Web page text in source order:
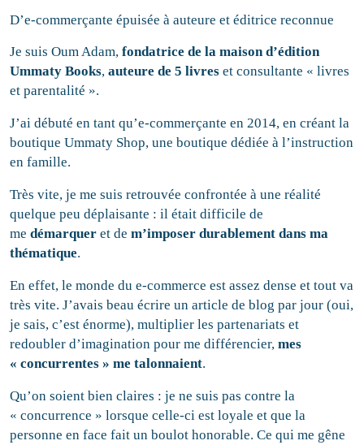
D’e-commerçante épuisée à auteure et éditrice reconnue
Je suis Oum Adam,fondatrice de la maison d’édition
Ummaty Books,auteure de 5 livres et consultante « livres
et parentalité ».
J’ai débuté en tant qu’e-commerçante en 2014, en créant la
boutique Ummaty Shop, une boutique dédiée à l’instruction
en famille.
Très vite, je me suis retrouvée confrontée à une réalité
quelque peu déplaisante : il était difficile de
medémarquer et dem’imposer durablement dans ma
thématique.
En effet, le monde du e-commerce est assez dense et tout va
très vite. J’avais beau écrire un article de blog par jour (oui,
je sais, c’est énorme), multiplier les partenariats et
redoubler d’imagination pour me différencier,mes
« concurrentes » me talonnaient.
Qu’on soient bien claires : je ne suis pas contre la
« concurrence » lorsque celle-ci est loyale et que la
personne en face fait un boulot honorable. Ce qui me gêne